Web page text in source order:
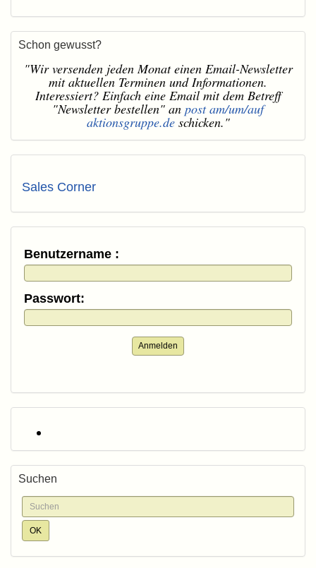
Schon gewusst?
"Wir versenden jeden Monat einen Email-Newsletter
mit aktuellen Terminen und Informationen.
Interessiert? Einfach eine Email mit dem Betreff
"Newsletter bestellen" an post am/um/auf
aktionsgruppe.deschicken."
Sales Corner
Benutzername :
Passwort:
Anmelden
Suchen